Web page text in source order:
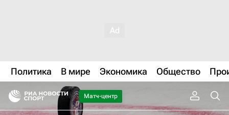
Политика В мире Экономика Общество
Матч-центр